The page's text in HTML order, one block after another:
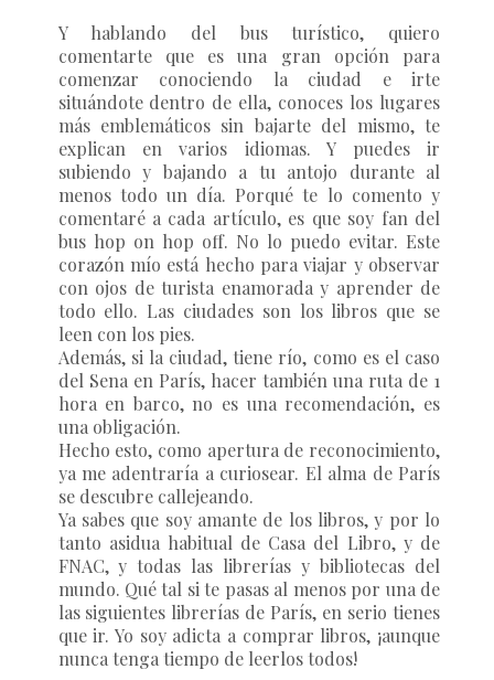
Y hablando del bus turístico, quiero
comentarte que es una gran opción para
comenzar conociendo la ciudad e irte
situándote dentro de ella, conoces los lugares
más emblemáticos sin bajarte del mismo, te
explican en varios idiomas. Y puedes ir
subiendo y bajando a tu antojo durante al
menos todo un día. Porqué te lo comento y
comentaré a cada artículo, es que soy fan del
bus hop on hop off. No lo puedo evitar. Este
corazón mío está hecho para viajar y observar
con ojos de turista enamorada y aprender de
todo ello. Las ciudades son los libros que se
leen con los pies.
Además, si la ciudad, tiene río, como es el caso
del Sena en París, hacer también una ruta de 1
hora en barco, no es una recomendación, es
una obligación.
Hecho esto, como apertura de reconocimiento,
ya me adentraría a curiosear. El alma de París
se descubre callejeando.
Ya sabes que soy amante de los libros, y por lo
tanto asidua habitual de Casa del Libro, y de
FNAC, y todas las librerías y bibliotecas del
mundo. Qué tal si te pasas al menos por una de
las siguientes librerías de París, en serio tienes
que ir. Yo soy adicta a comprar libros, ¡aunque
nunca tenga tiempo de leerlos todos!